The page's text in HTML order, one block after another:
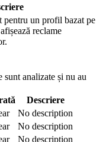
pentru un profil bazat pe
reclame
analizate și nu au
Descriere
No description
No description
No description